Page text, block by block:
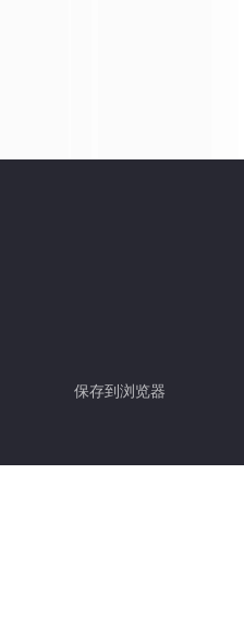
保存到浏览器